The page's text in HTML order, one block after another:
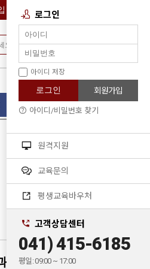
전체메뉴
검색
로그인
아이디 저장
로그인 회원가입
아이디/비밀번호 찾기
원격지원
교육문의
평생교육바우처
고객상담센터
041) 415-6185
평일: 09:00 ~ 17:00
인트레이너